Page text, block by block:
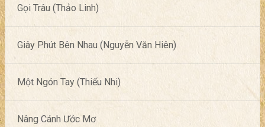
Gọi Trâu (Thảo Linh)
Giây Phút Bên Nhau (Nguyễn Văn Hiên)
Một Ngón Tay (Thiếu Nhi)
Nâng Cánh Ước Mơ